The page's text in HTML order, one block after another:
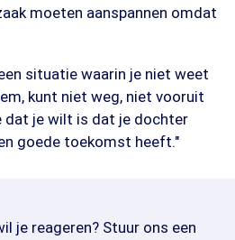
moeten aanspannen omdat
situatie waarin je niet weet
kunt niet weg, niet vooruit
dat je wilt is dat je dochter
goede toekomst heeft."
je reageren? Stuur ons een